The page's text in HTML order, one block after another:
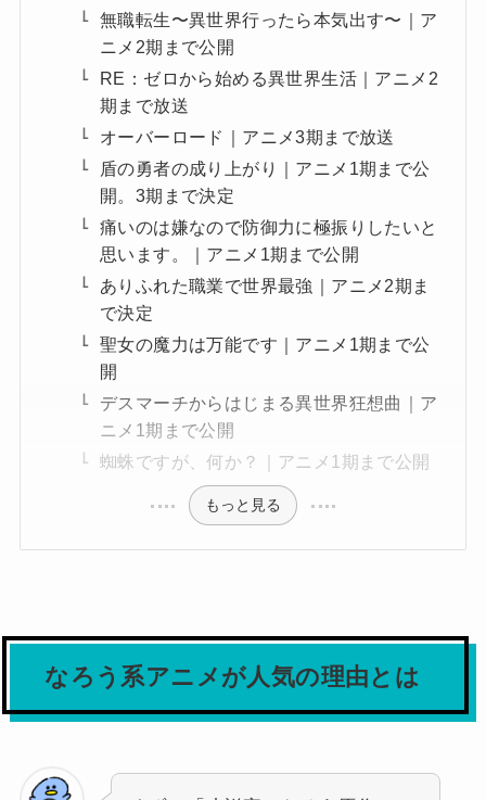
無職転生〜異世界行ったら本気出す〜｜ア
ニメ2期まで公開
RE：ゼロから始める異世界生活｜アニメ2
期まで放送
オーバーロード｜アニメ3期まで放送
盾の勇者の成り上がり｜アニメ1期まで公
開。3期まで決定
痛いのは嫌なので防御力に極振りしたいと
思います。｜アニメ1期まで公開
ありふれた職業で世界最強｜アニメ2期ま
で決定
聖女の魔力は万能です｜アニメ1期まで公
開
デスマーチからはじまる異世界狂想曲｜ア
ニメ1期まで公開
蜘蛛ですが、何か？｜アニメ1期まで公開
もっと見る
なろう系アニメが人気の理由とは